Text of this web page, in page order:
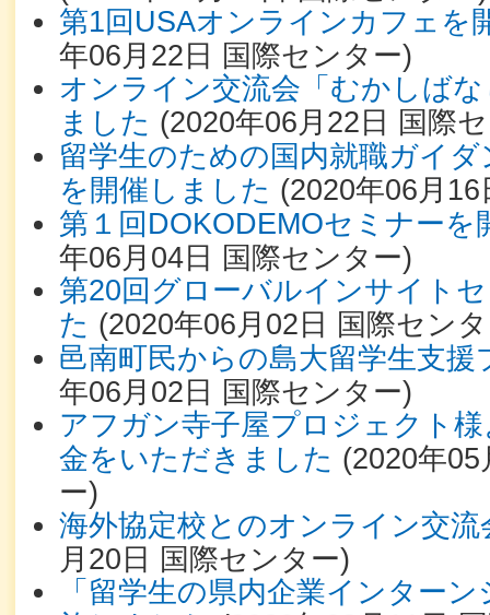
第1回USAオンラインカフェを
年06月22日 国際センター)
オンライン交流会「むかしば
ました (2020年06月22日 国際
留学生のための国内就職ガイ
を開催しました (2020年06月16
第１回DOKODEMOセミナーを
年06月04日 国際センター)
第20回グローバルインサイト
た (2020年06月02日 国際セン
邑南町民からの島大留学生支援
年06月02日 国際センター)
アフガン寺子屋プロジェクト
金をいただきました (2020年05
ー)
海外協定校とのオンライン交流
月20日 国際センター)
「留学生の県内企業インター